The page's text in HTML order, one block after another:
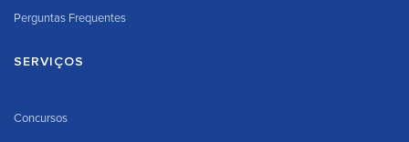
Perguntas Frequentes
SERVIÇOS
Concursos